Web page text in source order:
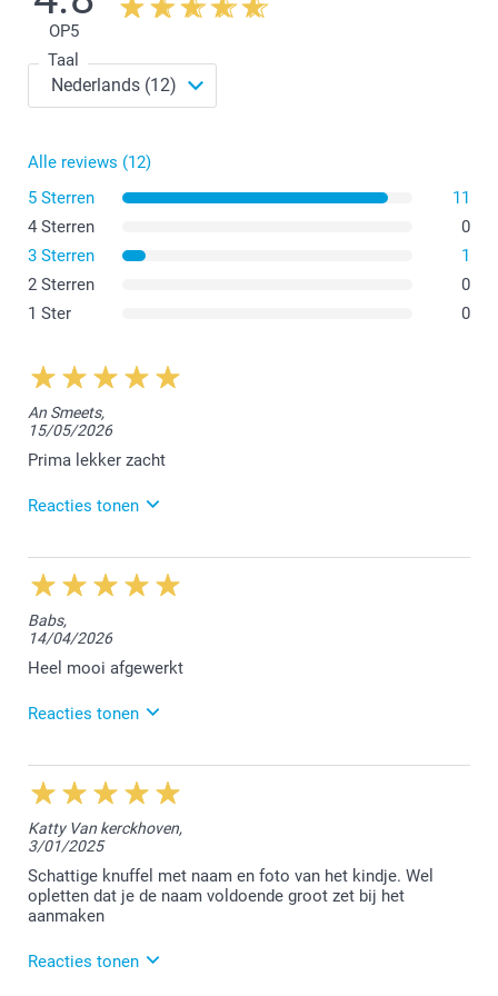
OP5
Taal
Alle reviews (12)
5 Sterren
11
4 Sterren
0
3 Sterren
1
2 Sterren
0
1 Ster
0
An Smeets,
15/05/2026
Prima lekker zacht
Reacties tonen
28/05/2026
12:58
Beste An,
Bedankt voor jouw leuke feedback, hier zijn we heel
erg blij mee :-) We vonden het fijn jouw bestelling te
mogen afwerken.
Hartelijke groet!
Babs,
14/04/2026
Heel mooi afgewerkt
Reacties tonen
5/05/2026
14:00
Hallo Babs,
Heel leuk om te lezen dat je blij bent met de
bestelde gepersonaliseerde knuffel. We kijken ernaar
uit om jou in de toekomst opnieuw te mogen
verwelkomen.
Nathalie @smartphoto
Katty Van kerckhoven,
3/01/2025
Schattige knuffel met naam en foto van het kindje. Wel
opletten dat je de naam voldoende groot zet bij het
aanmaken
Reacties tonen